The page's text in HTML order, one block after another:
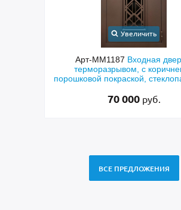
Увеличить
Арт-ММ1384Входная
металлофиленкой, бугельной
порошковым напылением
45 000руб.
ВСЕ ПРЕДЛОЖЕНИЯ